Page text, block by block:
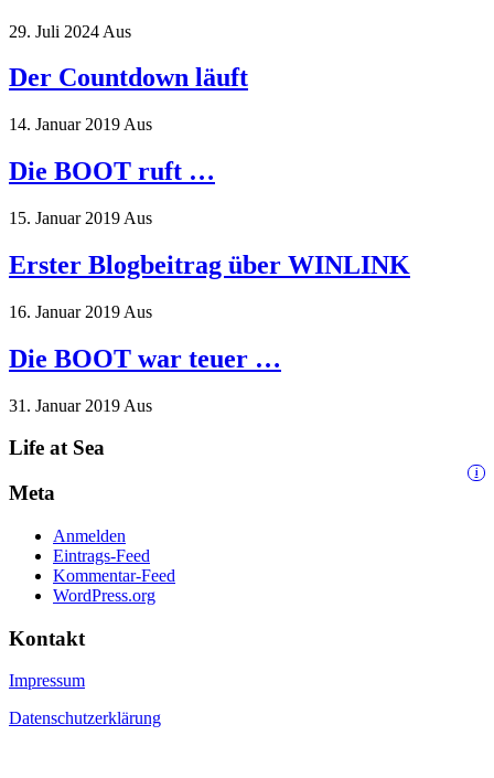
29. Juli 2024 Aus
Der Countdown läuft
14. Januar 2019 Aus
Die BOOT ruft …
15. Januar 2019 Aus
Erster Blogbeitrag über WINLINK
16. Januar 2019 Aus
Die BOOT war teuer …
31. Januar 2019 Aus
Life at Sea
i
Meta
Anmelden
Eintrags-Feed
Kommentar-Feed
WordPress.org
Kontakt
Impressum
Datenschutzerklärung